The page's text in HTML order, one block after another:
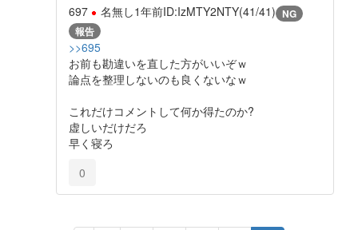
697 名無し1年前ID:IzMTY2NTY(41/41) NG
報告
>>695
お前も勘違いを直した方がいいぞｗ
論点を整理しないのも良くないなｗ
これだけコメントして何か得たのか?
虚しいだけだろ
早く寝ろ
0